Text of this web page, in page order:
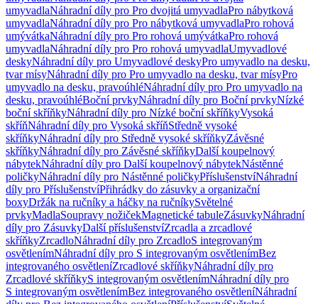
umyvadlaNáhradní díly pro Pro dvojitá umyvadlaPro nábytková
umyvadlaNáhradní díly pro Pro nábytková umyvadlaPro rohová
umývátkaNáhradní díly pro Pro rohová umývátkaPro rohová
umyvadlaNáhradní díly pro Pro rohová umyvadlaUmyvadlové
deskyNáhradní díly pro Umyvadlové deskyPro umyvadlo na desku,
tvar mísyNáhradní díly pro Pro umyvadlo na desku, tvar mísyPro
umyvadlo na desku, pravoúhléNáhradní díly pro Pro umyvadlo na
desku, pravoúhléBoční prvkyNáhradní díly pro Boční prvkyNízké
boční skříňkyNáhradní díly pro Nízké boční skříňkyVysoká
skříňNáhradní díly pro Vysoká skříňStředně vysoké
skříňkyNáhradní díly pro Středně vysoké skříňkyZávěsné
skříňkyNáhradní díly pro Závěsné skříňkyDalší koupelnový
nábytekNáhradní díly pro Další koupelnový nábytekNástěnné
poličkyNáhradní díly pro Nástěnné poličkyPříslušenstvíNáhradní
díly pro PříslušenstvíPřihrádky do zásuvky a organizační
boxyDržák na ručníky a háčky na ručníkySvětelné
prvkyMadlaSoupravy nožičekMagnetické tabuleZásuvkyNáhradní
díly pro ZásuvkyDalší příslušenstvíZrcadla a zrcadlové
skříňkyZrcadloNáhradní díly pro ZrcadloS integrovaným
osvětlenímNáhradní díly pro S integrovaným osvětlenímBez
integrovaného osvětleníZrcadlové skříňkyNáhradní díly pro
Zrcadlové skříňkyS integrovaným osvětlenímNáhradní díly pro
S integrovaným osvětlenímBez integrovaného osvětleníNáhradní